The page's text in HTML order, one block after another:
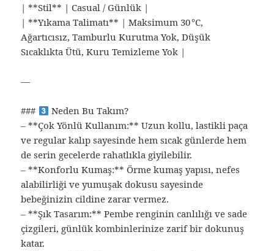
| **Stil** | Casual / Günlük |
| **Yıkama Talimatı** | Maksimum 30 °C,
Ağartıcısız, Tamburlu Kurutma Yok, Düşük
Sıcaklıkta Ütü, Kuru Temizleme Yok |
—
###
Neden Bu Takım?
– **Çok Yönlü Kullanım:** Uzun kollu, lastikli paça
ve regular kalıp sayesinde hem sıcak günlerde hem
de serin gecelerde rahatlıkla giyilebilir.
– **Konforlu Kumaş:** Örme kumaş yapısı, nefes
alabilirliği ve yumuşak dokusu sayesinde
bebeğinizin cildine zarar vermez.
– **Şık Tasarım:** Pembe renginin canlılığı ve sade
çizgileri, günlük kombinlerinize zarif bir dokunuş
katar.